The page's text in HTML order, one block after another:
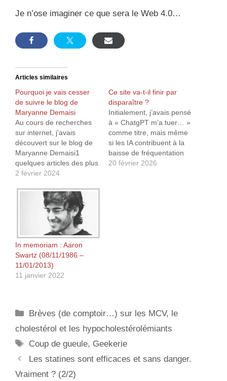
Je n’ose imaginer ce que sera le Web 4.0…
Articles similaires
Pourquoi je vais cesser
de suivre le blog de
Maryanne Demaisi
Au cours de recherches
sur internet, j'avais
découvert sur le blog de
Maryanne Demaisi1
quelques articles des plus
intéressants sur les
ajouté dans mon
agrégateur RSS. Fin
juillet 2019, Maryanne
Demaisi annonçait que
son blog serait désormais
géré par Substack2,
plateforme en ligne
permettant de gérer…
2 février 2024
Ce site va-t-il finir par
disparaître ?
Initialement, j’avais pensé
à « ChatgPT m’a tuer… »
comme titre, mais même
si les IA contribuent à la
baisse de fréquentation
de ce site, ce n’est pas la
20 février 2026
In memoriam : Aaron
Swartz (08/11/1986 –
11/01/2013)
11 janvier 2022
Catégories
Brèves (de comptoir…) sur les MCV, le
cholestérol et les hypocholestérolémiants
Étiquettes
Coup de gueule, Geekerie
Les statines sont efficaces et sans danger.
Vraiment ? (2/2)